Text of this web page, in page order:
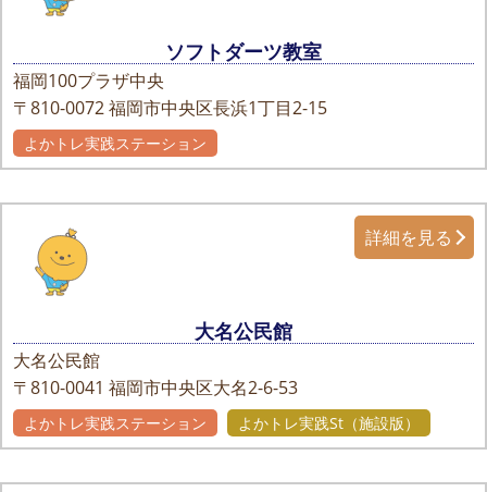
ソフトダーツ教室
福岡100プラザ中央
〒810-0072福岡市中央区長浜1丁目2-15
よかトレ実践ステーション
大名公民館
大名公民館
〒810-0041 福岡市中央区大名2-6-53
詳細を見る
よかトレ実践ステーション よかトレ実践St（施設版）